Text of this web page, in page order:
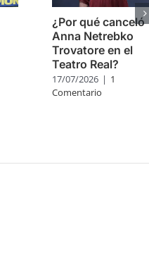
¿Por qué canceló
Anna Netrebko
Trovatore en el
Teatro Real?
17/07/2026 | 1
Comentario